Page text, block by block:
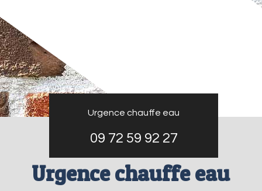
Urgence chauffe eau
09 72 59 92 27
Urgence chauffe eau